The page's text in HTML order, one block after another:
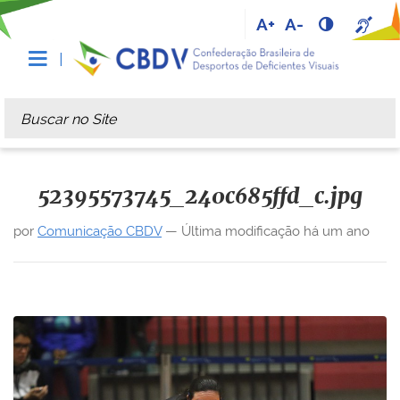
A+ A-
Busca
Busca Avançada…
52395573745_240c685ffd_c.jpg
por Comunicação CBDV— Última modificação há um ano